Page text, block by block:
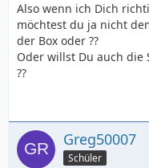
Also wenn ich Dich
möchtest du ja nicht
der Box oder ??
Oder willst Du auch die
??
Greg50007
Schüler